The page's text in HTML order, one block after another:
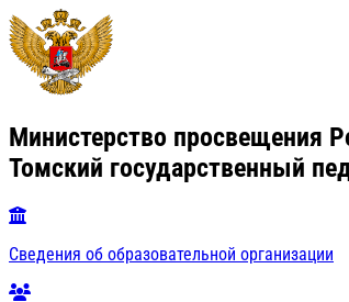
Министерство просвещения
Томский государственный
Сведения об образовательной организации